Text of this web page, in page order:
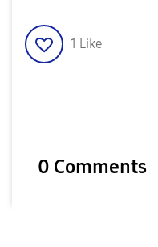
1 Like
0 Comments